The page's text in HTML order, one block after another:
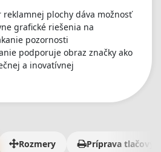
Rozmery Príprava
reklamnej plochy dáva možnosť
grafické riešenia na
pozornosti
podporuje obraz značky ako
a inovatívnej